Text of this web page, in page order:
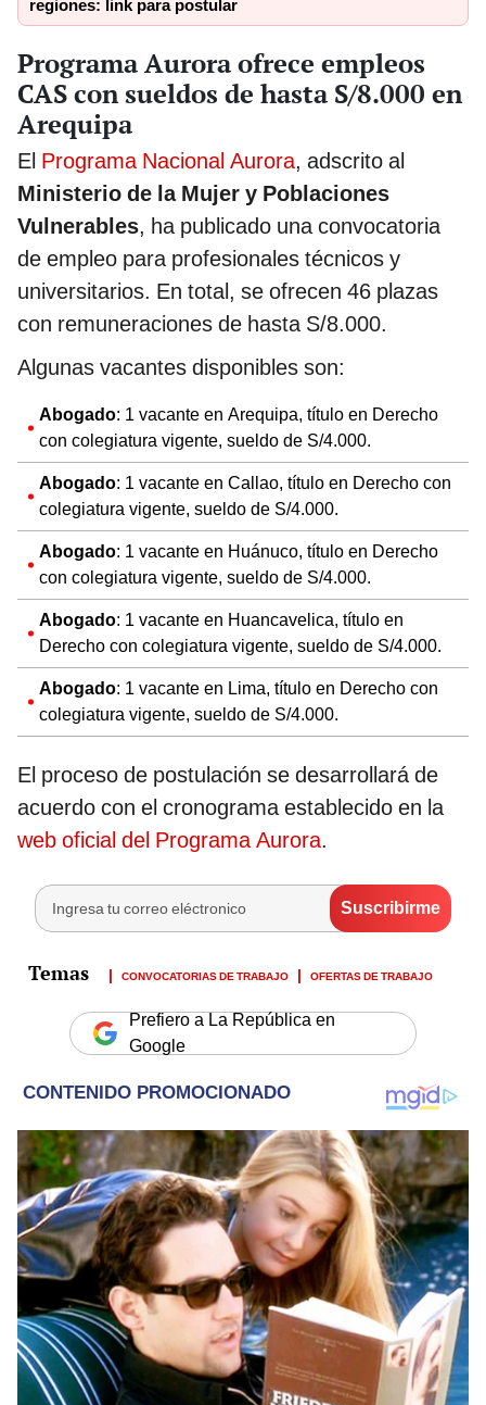
regiones: link para postular
Programa Aurora ofrece empleos
CAS con sueldos de hasta S/8.000 en
Arequipa
El Programa Nacional Aurora, adscrito al
Ministerio de la Mujer y Poblaciones
Vulnerables, ha publicado una convocatoria
de empleo para profesionales técnicos y
universitarios. En total, se ofrecen 46 plazas
con remuneraciones de hasta S/8.000.
Algunas vacantes disponibles son:
Abogado: 1 vacante en Arequipa, título en Derecho
con colegiatura vigente, sueldo de S/4.000.
Abogado: 1 vacante en Callao, título en Derecho con
colegiatura vigente, sueldo de S/4.000.
Abogado: 1 vacante en Huánuco, título en Derecho
con colegiatura vigente, sueldo de S/4.000.
Abogado: 1 vacante en Huancavelica, título en
Derecho con colegiatura vigente, sueldo de S/4.000.
Abogado: 1 vacante en Lima, título en Derecho con
colegiatura vigente, sueldo de S/4.000.
El proceso de postulación se desarrollará de
acuerdo con el cronograma establecido en la
web oficial del Programa Aurora.
CONVOCATORIAS DE TRABAJO OFERTAS DE TRABAJO
Prefiero a La República en
Google